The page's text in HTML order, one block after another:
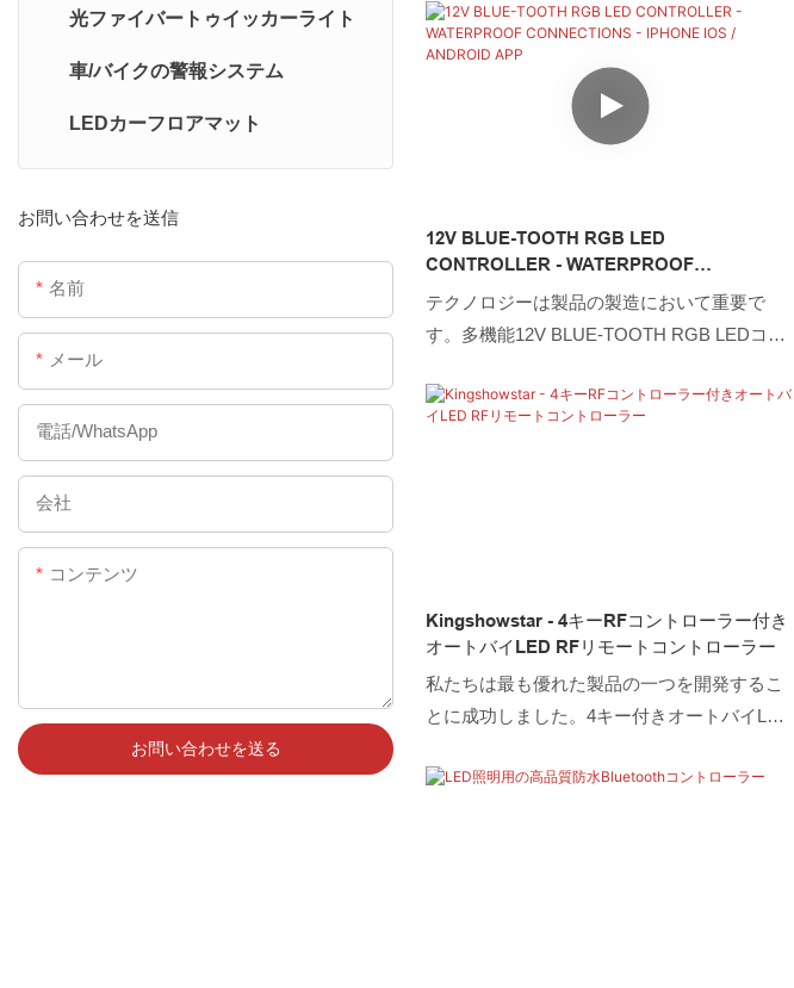
LED車内灯
車用アンダーグローライト
LEDカーテールライト
光ファイバートゥイッカーライト
車/バイクの警報システム
LEDカーフロアマット
お問い合わせを送信
名前
メール
電話/WhatsApp
会社
コンテンツ
お問い合わせを送る
12V BLUE-TOOTH RGB LED
CONTROLLER - WATERPROOF
CONNECTIONS - IPHONE IOS / ANDROID
APP
テクノロジーは製品の製造において重要で
す。多機能12V BLUE-TOOTH RGB LEDコン
ANDROID APPの一種として、調光器のアプ
Kingshowstar - 4キーRFコントローラー付き
オートバイLED RFリモートコントローラー
私たちは最も優れた製品の一つを開発するこ
とに成功しました。4キー付きオートバイLED
ロールの分野で最大の効果を発揮できること